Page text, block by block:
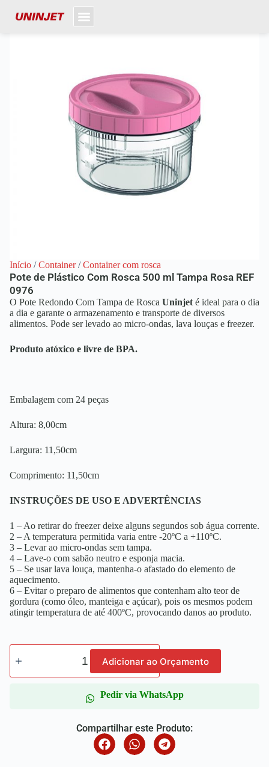
Início /Container/Container com rosca
Pote de Plástico Com Rosca 500 ml Tampa Rosa REF
0976
O Pote Redondo Com Tampa de Rosca Uninjet é ideal para o dia
a dia e garante o armazenamento e transporte de diversos
alimentos. Pode ser levado ao micro-ondas, lava louças e freezer.
Produto atóxico e livre de BPA.
Embalagem com 24 peças
Altura: 8,00cm
Largura: 11,50cm
Comprimento: 11,50cm
INSTRUÇÕES DE USO E ADVERTÊNCIAS
1 – Ao retirar do freezer deixe alguns segundos sob água corrente.
2 – A temperatura permitida varia entre -20ºC a +110ºC.
3 – Levar ao micro-ondas sem tampa.
4 – Lave-o com sabão neutro e esponja macia.
5 – Se usar lava louça, mantenha-o afastado do elemento de
aquecimento.
6 – Evitar o preparo de alimentos que contenham alto teor de
gordura (como óleo, manteiga e açúcar), pois os mesmos podem
atingir temperatura de até 400ºC, provocando danos ao produto.
Adicionar ao Orçamento
Pedir via WhatsApp
Compartilhar este Produto: